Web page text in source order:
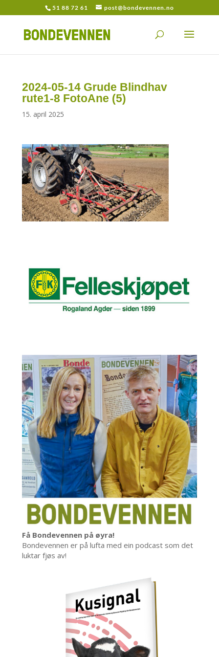
51 88 72 61 post@bondevennen.no
2024-05-14 Grude Blindhav
rute1-8 FotoAne (5)
15. april 2025
Få Bondevennen på øyra!
Bondevennen er på lufta med ein podcast som det
luktar fjøs av!